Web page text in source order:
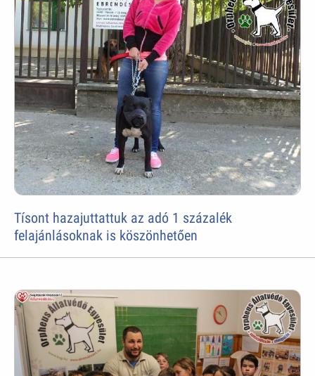
Tísont hazajuttattuk az adó 1 százalék
felajánlásoknak is köszönhetően